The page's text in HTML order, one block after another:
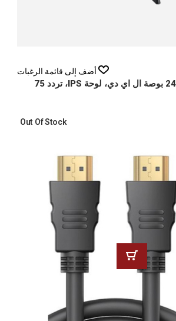
أضف إلى قائمة الرغبات
مونيتور سامسونج 24 بوصة ال اي دي، لوحة IPS، تردد 75
Out Of Stock